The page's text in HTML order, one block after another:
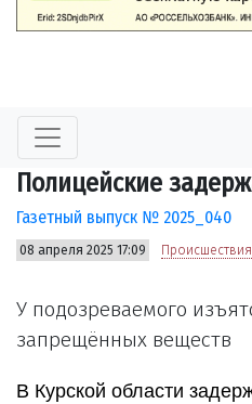
Полицейские
Газетный выпуск № 2025_040
08 апреля 2025 17:09 Происшествия
У подозреваемого
запрещённых веществ
В Курской области